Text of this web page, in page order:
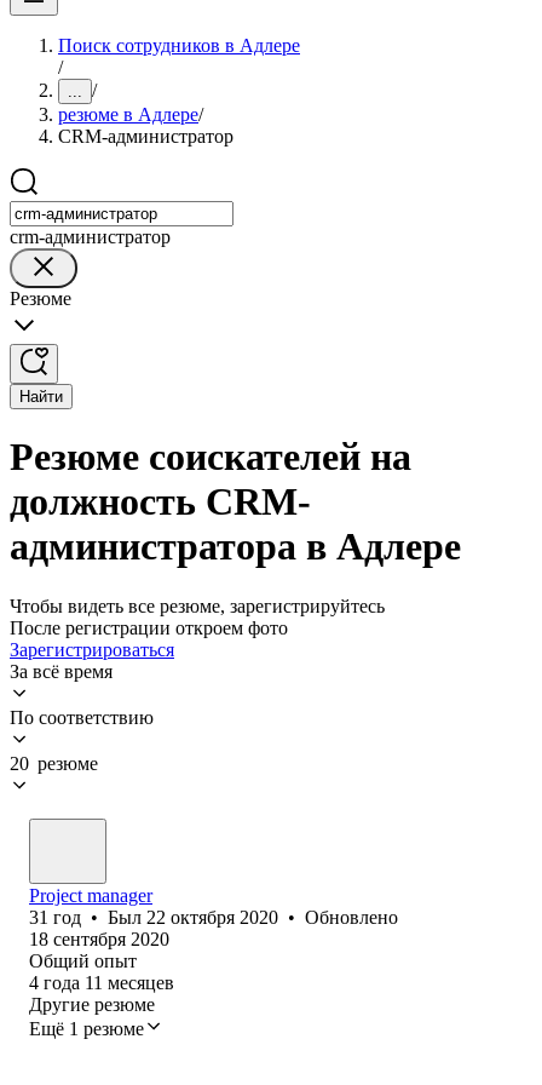
Поиск сотрудников в Адлере
/
... /
резюме в Адлере/
CRM-администратор
crm-администратор
Резюме
Найти
Резюме соискателей на
должность CRM-
администратора в Адлере
Чтобы видеть все резюме, зарегистрируйтесь
После регистрации откроем фото
Зарегистрироваться
За всё время
По соответствию
20 резюме
Project manager
31 год • Был 22 октября 2020 • Обновлено
18 сентября 2020
Общий опыт
4 года 11 месяцев
Другие резюме
Ещё 1 резюме